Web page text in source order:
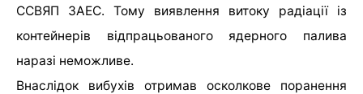
ССВЯП ЗАЕС. Тому виявлення витоку радіації із
контейнерів відпрацьованого ядерного палива
наразі неможливе.
Внаслідок вибухів отримав осколкове поранення